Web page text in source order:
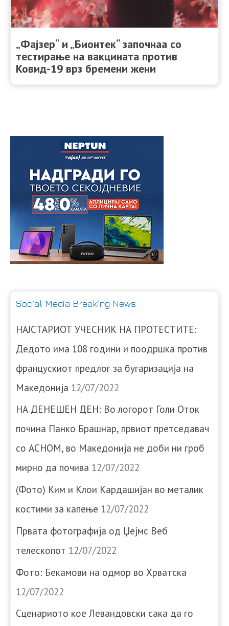
„Фајзер“ и „Бионтек“ започнаа со
тестирање на вакцината против
Ковид-19 врз бремени жени
Social Media Breaking News
НАЈСТАРИОТ УЧЕСНИК НА ПРОТЕСТИТЕ:
Дедото има 108 години и поодршка против
францускиот предлог за бугаризација на
Македонија 12/07/2022
НА ДЕНЕШЕН ДЕН: Во логорот Голи Оток
почина Панко Брашнар, првиот претседавач
со АСНОМ, во Македонија не доби ни гроб
мирно да почива 12/07/2022
(Фото) Ким и Клои Кардашијан во металик
костими за капење 12/07/2022
Првата фотографија од Џејмс Веб
телескопот 12/07/2022
Фото: Бекамови на одмор во Хрватска
12/07/2022
Сценариото кое Левандовски сака да го